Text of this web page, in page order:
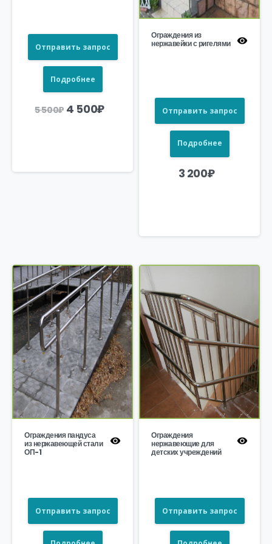
Отправить запрос
Подробнее
5 500₽ Первоначальная
цена
4 500₽Текущая
Ограждения из
нержавейки с ригелями
Отправить запрос
Подробнее
3 200₽
Ограждения пандуса
из нержавеющей стали
ОП-1
Отправить запрос
Ограждения
нержавеющие для
детских учреждений
Отправить запрос